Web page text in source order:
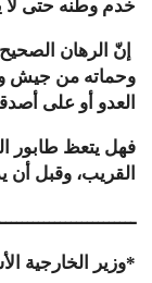
خدم وطنه حتى لا
إنّ الرهان
وحماته من جيش
العدو أو على
فهل يتعظ طابور
القريب، وقبل أن
*وزير الخارجية